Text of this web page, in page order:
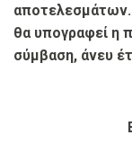
αποτελεσμάτων.
θα υπογραφεί η
σύμβαση, άνευ